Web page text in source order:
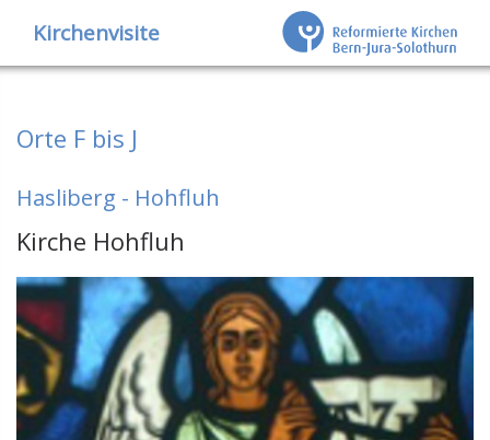
Kirchenvisite
Orte F bis J
Hasliberg - Hohfluh
Kirche Hohfluh